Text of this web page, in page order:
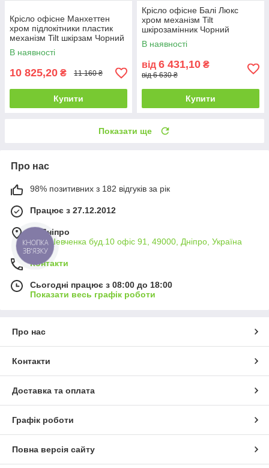
Крісло офісне Манхеттен
хром підлокітники пластик
механізм Tilt шкірзам Чорний
(Richman ТМ)
В наявності
10 825,20 ₴ 11 160 ₴
Купити
Крісло офісне Балі Люкс
хром механізм Tilt
шкірозамінник Чорний
(Richman ТМ)
В наявності
від 6 431,10 ₴
від 6 630 ₴
Купити
Показати ще
Про нас
98% позитивних з 182 відгуків за рік
Працює з 27.12.2012
м. Дніпро
вул. Шевченка буд.10 офіс 91, 49000, Дніпро, Україна
Контакти
Сьогодні працює з 08:00 до 18:00
Показати весь графік роботи
Про нас
Контакти
Доставка та оплата
Графік роботи
Повна версія сайту
КНОПКА
ЗВ'ЯЗКУ